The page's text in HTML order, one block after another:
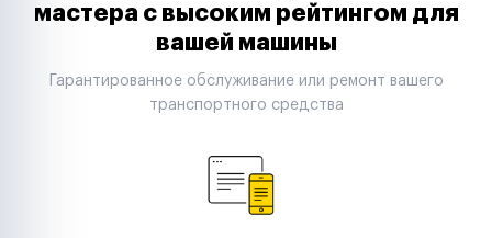
Автодилеры
Строительные компании
Аренда спецтехники
мастера с высоким рейтингом для
вашей машины
Гарантированное обслуживание или ремонт вашего
транспортного средства